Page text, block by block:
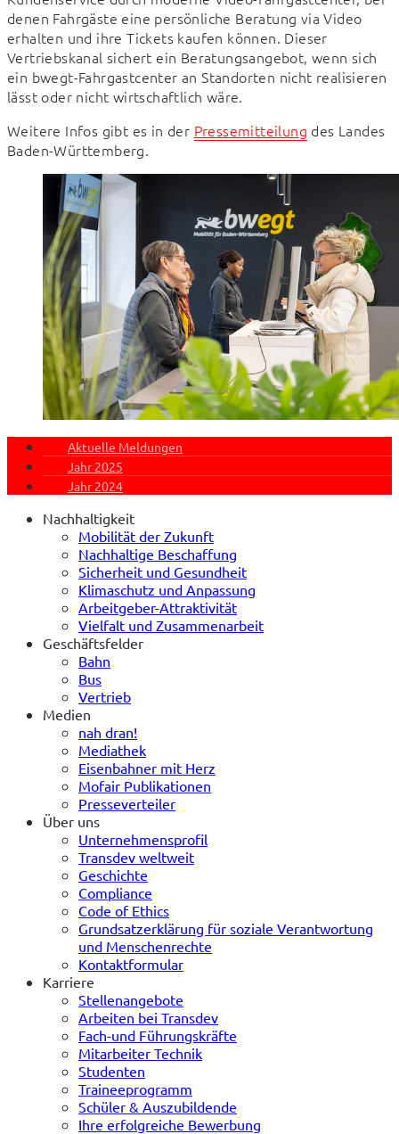
denen Fahrgäste eine persönliche Beratung via Video
erhalten und ihre Tickets kaufen können. Dieser
Vertriebskanal sichert ein Beratungsangebot, wenn sich
ein bwegt-Fahrgastcenter an Standorten nicht realisieren
lässt oder nicht wirtschaftlich wäre.
Weitere Infos gibt es in der Pressemitteilung des Landes
Baden-Württemberg.
Aktuelle Meldungen
Jahr 2025
Jahr 2024
Nachhaltigkeit
Mobilität der Zukunft
Nachhaltige Beschaffung
Sicherheit und Gesundheit
Klimaschutz und Anpassung
Arbeitgeber-Attraktivität
Vielfalt und Zusammenarbeit
Geschäftsfelder
Bahn
Bus
Vertrieb
Medien
nah dran!
Mediathek
Eisenbahner mit Herz
Mofair Publikationen
Presseverteiler
Über uns
Unternehmensprofil
Transdev weltweit
Geschichte
Compliance
Code of Ethics
Grundsatzerklärung für soziale Verantwortung
und Menschenrechte
Kontaktformular
Karriere
Stellenangebote
Arbeiten bei Transdev
Fach-und Führungskräfte
Mitarbeiter Technik
Studenten
Traineeprogramm
Schüler & Auszubildende
Ihre erfolgreiche Bewerbung